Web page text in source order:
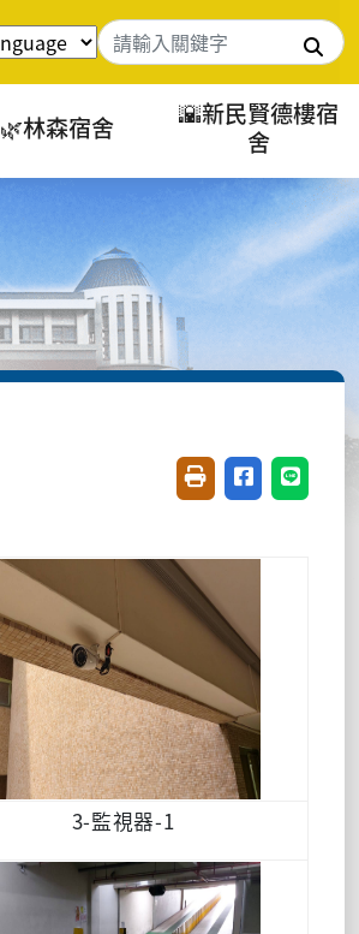
搜尋
🌿林森宿舍
🌇新民賢德樓宿
舍
友善列印(開新視窗)
分享至臉書(
分享至
3-監視器-1